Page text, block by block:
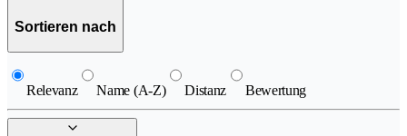
Sortieren nach
Relevanz Name (A-Z) Distanz Bewertung